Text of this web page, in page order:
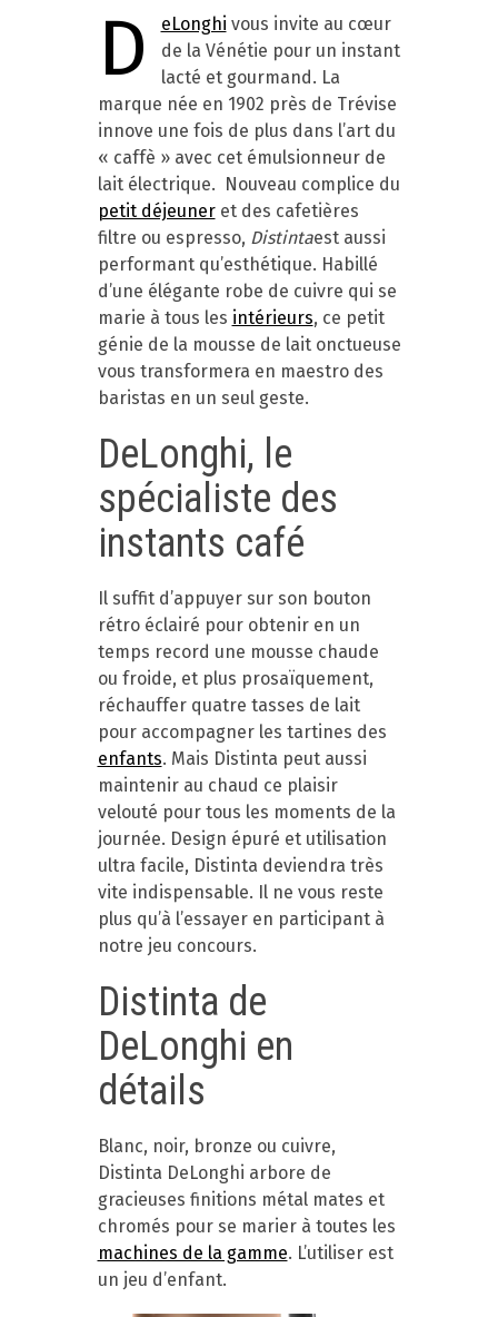
D eLonghi vous invite au cœur
de la Vénétie pour un instant
lacté et gourmand. La
marque née en 1902 près de Trévise
innove une fois de plus dans l’art du
« caffè » avec cet émulsionneur de
lait électrique. Nouveau complice du
petit déjeuneret des cafetières
filtre ou espresso, Distintaest aussi
performant qu’esthétique. Habillé
d’une élégante robe de cuivre qui se
marie à tous les intérieurs, ce petit
génie de la mousse de lait onctueuse
vous transformera en maestro des
baristas en un seul geste.
DeLonghi, le
spécialiste des
instants café
Il suffit d’appuyer sur son bouton
rétro éclairé pour obtenir en un
temps record une mousse chaude
ou froide, et plus prosaïquement,
réchauffer quatre tasses de lait
pour accompagner les tartines des
enfants. Mais Distinta peut aussi
maintenir au chaud ce plaisir
velouté pour tous les moments de la
journée. Design épuré et utilisation
ultra facile, Distinta deviendra très
vite indispensable. Il ne vous reste
plus qu’à l’essayer en participant à
notre jeu concours.
Distinta de
DeLonghi en
détails
Blanc, noir, bronze ou cuivre,
Distinta DeLonghi arbore de
gracieuses finitions métal mates et
chromés pour se marier à toutes les
machines de la gamme. L’utiliser est
un jeu d’enfant.